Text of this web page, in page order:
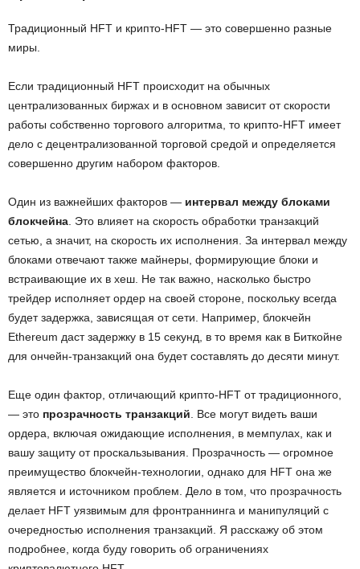
Традиционный HFT и крипто-HFT — это совершенно разные
миры.
Если традиционный HFT происходит на обычных
централизованных биржах и в основном зависит от скорости
работы собственно торгового алгоритма, то крипто-HFT имеет
дело с децентрализованной торговой средой и определяется
совершенно другим набором факторов.
Один из важнейших факторов — интервал между блоками
блокчейна . Это влияет на скорость обработки транзакций
сетью, а значит, на скорость их исполнения. За интервал между
блоками отвечают также майнеры, формирующие блоки и
встраивающие их в хеш. Не так важно, насколько быстро
трейдер исполняет ордер на своей стороне, поскольку всегда
будет задержка, зависящая от сети. Например, блокчейн
Ethereum даст задержку в 15 секунд, в то время как в Биткойне
для ончейн-транзакций она будет составлять до десяти минут.
Еще один фактор, отличающий крипто-HFT от традиционного,
— это прозрачность транзакций . Все могут видеть ваши
ордера, включая ожидающие исполнения, в мемпулах, как и
вашу защиту от проскальзывания. Прозрачность — огромное
преимущество блокчейн-технологии, однако для HFT она же
является и источником проблем. Дело в том, что прозрачность
делает HFT уязвимым для фронтраннинга и манипуляций с
очередностью исполнения транзакций. Я расскажу об этом
подробнее, когда буду говорить об ограничениях